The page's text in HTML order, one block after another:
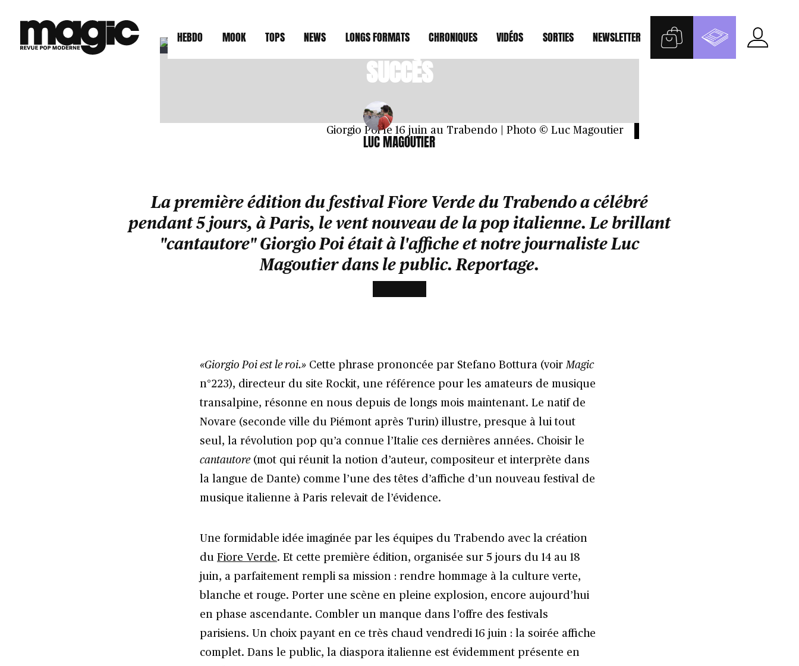
HEBDO MOOK TOPS NEWS LONGS FORMATS CHRONIQUES VIDÉOS SORTIES NEWSLETTER
UNE PREMIÈRE ÉDITION COURONNÉE DE
SUCCÈS
LUC MAGOUTIER
Giorgio Poi le 16 juin au Trabendo | Photo © Luc Magoutier
La première édition du festival Fiore Verde du Trabendo a célébré
pendant 5 jours, à Paris, le vent nouveau de la pop italienne. Le brillant
"cantautore" Giorgio Poi était à l'affiche et notre journaliste Luc
Magoutier dans le public. Reportage.
«Giorgio Poi est le roi.»Cette phrase prononcée par Stefano Bottura (voirMagic
n°223), directeur du site Rockit, une référence pour les amateurs de musique
transalpine, résonne en nous depuis de longs mois maintenant. Le natif de
Novare (seconde ville du Piémont après Turin) illustre, presque à lui tout
seul, la révolution pop qu’a connue l’Italie ces dernières années. Choisir le
cantautore(mot qui réunit la notion d’auteur, compositeur et interprète dans
la langue de Dante) comme l’une des têtes d’affiche d’un nouveau festival de
musique italienne à Paris relevait de l’évidence.
Une formidable idée imaginée par les équipes du Trabendo avec la création
du Fiore Verde. Et cette première édition, organisée sur 5 jours du 14 au 18
juin, a parfaitement rempli sa mission : rendre hommage à la culture verte,
blanche et rouge. Porter une scène en pleine explosion, encore aujourd’hui
en phase ascendante. Combler un manque dans l’offre des festivals
parisiens. Un choix payant en ce très chaud vendredi 16 juin : la soirée affiche
complet. Dans le public, la diaspora italienne est évidemment présente en